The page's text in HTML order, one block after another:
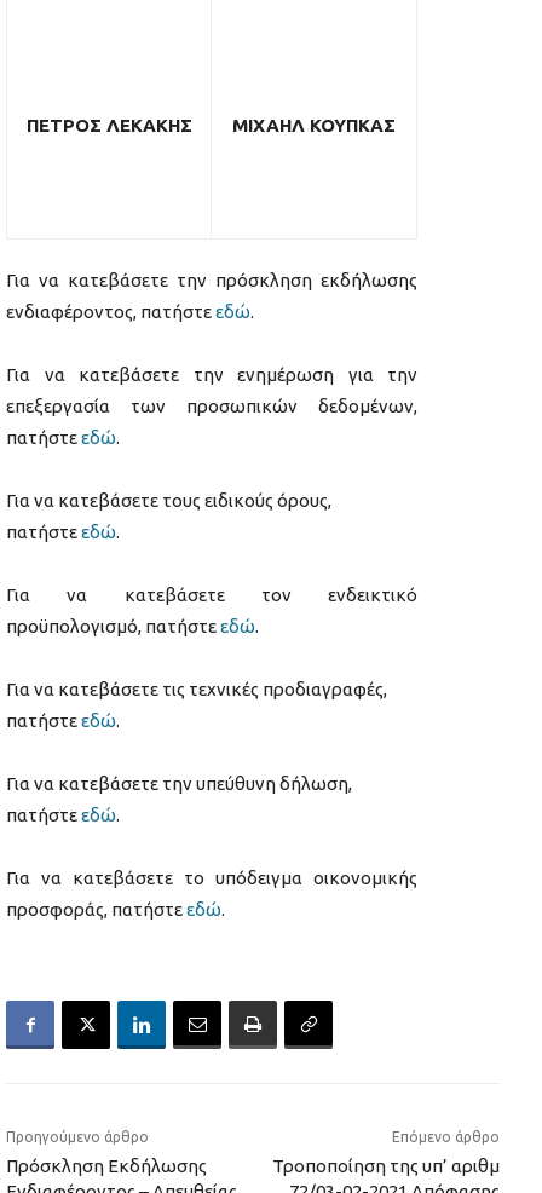
ΠΕΤΡΟΣ ΛΕΚΑΚΗΣ ΜΙΧΑΗΛ ΚΟΥΠΚΑΣ
Για να κατεβάσετε την πρόσκληση εκδήλωσης
ενδιαφέροντος, πατήστεεδώ.
Για να κατεβάσετε την ενημέρωση για την
επεξεργασία των προσωπικών δεδομένων,
πατήστεεδώ.
Για να κατεβάσετε τους ειδικούς όρους,
πατήστεεδώ.
Για να κατεβάσετε τον ενδεικτικό
προϋπολογισμό, πατήστεεδώ.
Για να κατεβάσετε τις τεχνικές προδιαγραφές,
πατήστεεδώ.
Για να κατεβάσετε την υπεύθυνη δήλωση,
πατήστεεδώ.
Για να κατεβάσετε το υπόδειγμα οικονομικής
προσφοράς, πατήστεεδώ.
Προηγούμενο άρθρο
Πρόσκληση Εκδήλωσης
Επόμενο άρθρο
Τροποποίηση της υπ’ αριθμ